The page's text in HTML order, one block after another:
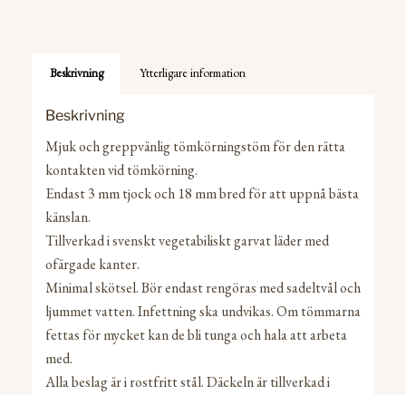
Beskrivning Ytterligare information
Beskrivning
Mjuk och greppvänlig tömkörningstöm för den rätta
kontakten vid tömkörning.
Endast 3 mm tjock och 18 mm bred för att uppnå bästa
känslan.
Tillverkad i svenskt vegetabiliskt garvat läder med
ofärgade kanter.
Minimal skötsel. Bör endast rengöras med sadeltvål och
ljummet vatten. Infettning ska undvikas. Om tömmarna
fettas för mycket kan de bli tunga och hala att arbeta
med.
Alla beslag är i rostfritt stål. Däckeln är tillverkad i